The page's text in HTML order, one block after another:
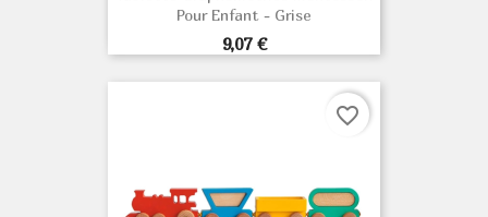
Pour Enfant - Grise
Prix
9,07 €
favorite_border